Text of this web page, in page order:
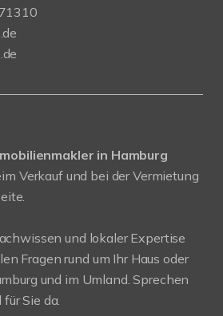
in Hamburg
Verkauf und bei der Vermietung
und lokaler Expertise
Fragen rund um Ihr Haus oder
und im Umland. Sprechen
Sie da.